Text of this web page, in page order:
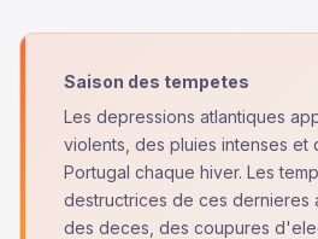
Saison des tempetes
Les depressions atlantiques
violents, des pluies intenses et
Portugal chaque hiver. Les
destructrices de ces dernieres
des deces, des coupures